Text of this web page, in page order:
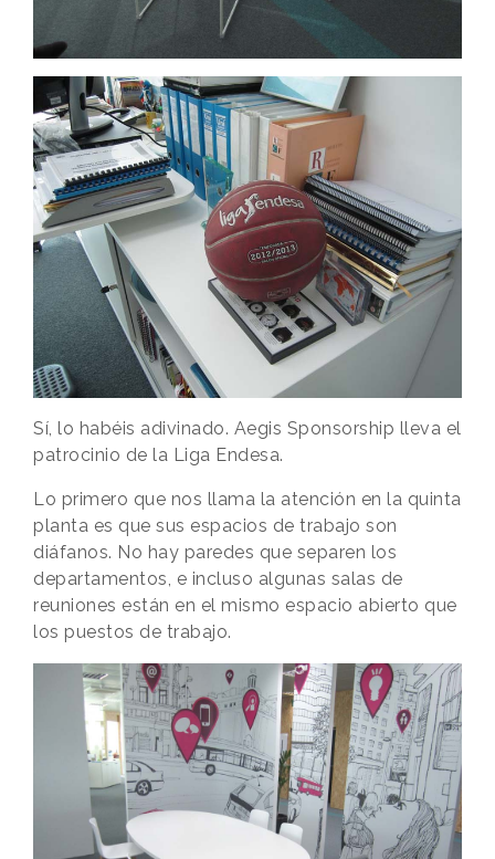
Sí, lo habéis adivinado. Aegis Sponsorship lleva el
patrocinio de la Liga Endesa.
Lo primero que nos llama la atención en la quinta
planta es que sus espacios de trabajo son
diáfanos. No hay paredes que separen los
departamentos, e incluso algunas salas de
reuniones están en el mismo espacio abierto que
los puestos de trabajo.